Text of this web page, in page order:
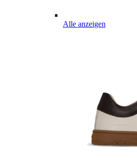
Alle anzeigen